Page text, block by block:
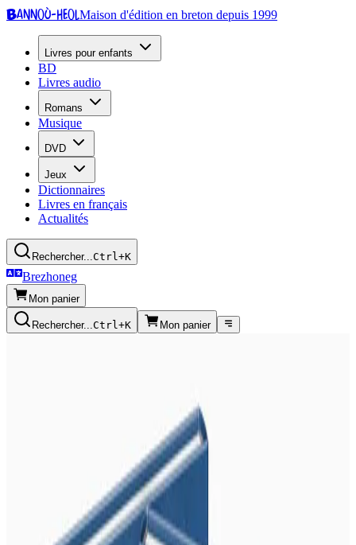
Bannoù-heolMaison d'édition en breton depuis 1999
Livres pour enfants
BD
Livres audio
Romans
Musique
DVD
Jeux
Dictionnaires
Livres en français
Actualités
Rechercher...Ctrl+K
Brezhoneg
Mon panier
Rechercher...Ctrl+K Mon panier